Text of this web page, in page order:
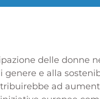
delle donne
e alla
ad